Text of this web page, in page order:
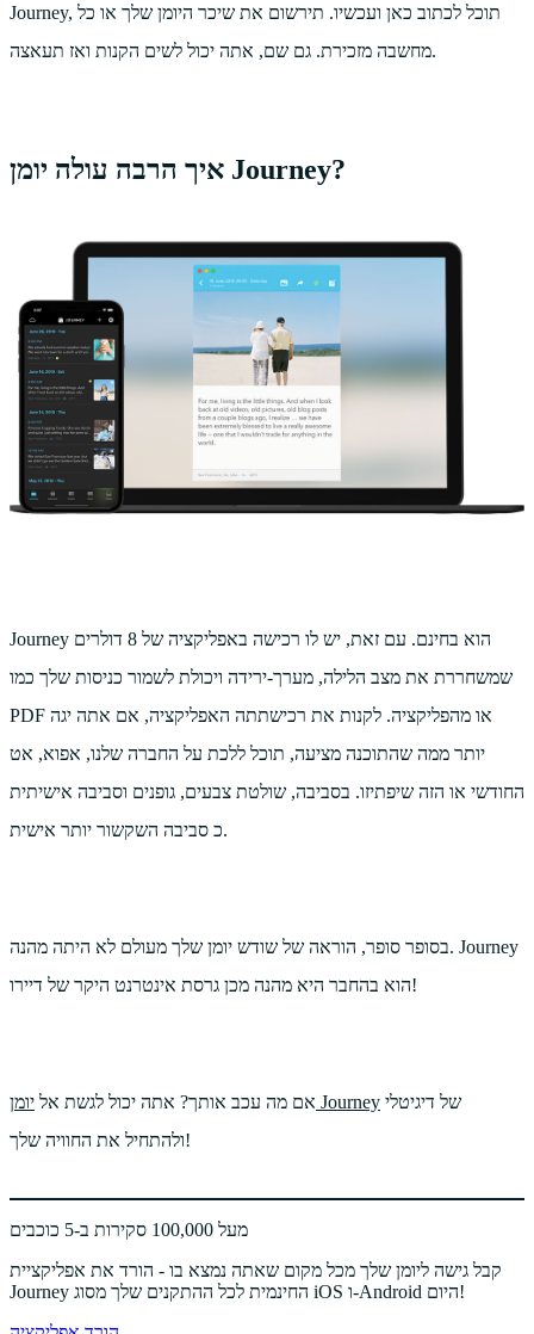
Journey, תוכל לכתוב כאן ועכשיו. תירשום את שיכר היומן שלך או כל
מחשבה מזכירת. גם שם, אתה יכול לשים הקנות ואז תעאצה.
איך הרבה עולה יומן Journey?
Journey הוא בחינם. עם זאת, יש לו רכישה באפליקציה של 8 דולרים
שמשחררת את מצב הלילה, מערך-ירידה ויכולת לשמור כניסות שלך כמו
PDF או מהפליקציה. לקנות את רכישתתה האפליקציה, אם אתה יגה
יותר ממה שהתוכנה מציעה, תוכל ללכת על החברה שלנו, אפוא, אט
החודשי או הזה שיפתיזו. בסביבה, שולטת צבעים, גופנים וסביבה אישיתית
כ סביבה השקשור יותר אישית.
בסופר סופר, הוראה של שודש יומן שלך מעולם לא היתה מהנה. Journey
הוא בהחבר היא מהנה מכן גרסת אינטרנט היקר של דיירו!
אם מה עכב אותך? אתה יכול לגשת אל יומן Journey
ולהתחיל את החוויה שלך!
מעל 100,000 סקירות ב-5 כוכבים
קבל גישה ליומן שלך מכל מקום שאתה נמצא בו - הורד את אפליקציית
Journey החינמית לכל ההתקנים שלך מסוג iOS ו-Android היום!